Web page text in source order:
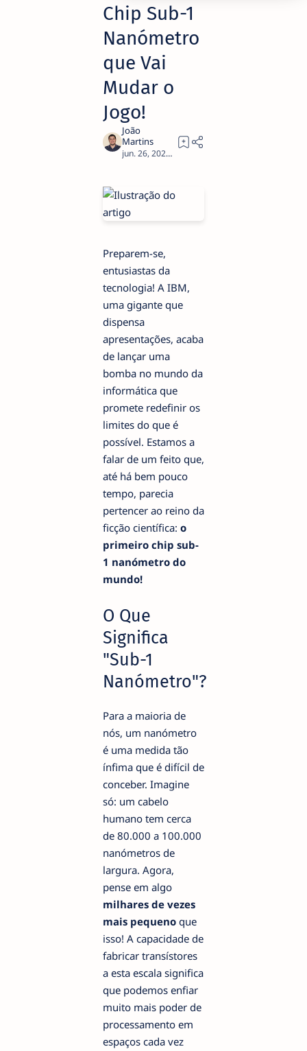
Chip Sub-1
Nanómetro
que Vai
Mudar o
Jogo!
Preparem-se,
entusiastas da
tecnologia! A IBM,
uma gigante que
dispensa
apresentações, acaba
de lançar uma
bomba no mundo da
informática que
promete redefinir os
limites do que é
possível. Estamos a
falar de um feito que,
até há bem pouco
tempo, parecia
pertencer ao reino da
ficção científica: o
primeiro chip sub-
1 nanómetro do
mundo!
O Que
Significa
"Sub-1
Nanómetro"?
Para a maioria de
nós, um nanómetro
é uma medida tão
ínfima que é difícil de
conceber. Imagine
só: um cabelo
humano tem cerca
de 80.000 a 100.000
nanómetros de
largura. Agora,
pense em algo
milhares de vezes
mais pequeno que
isso! A capacidade de
fabricar transístores
a esta escala significa
que podemos enfiar
muito mais poder de
processamento em
espaços cada vez